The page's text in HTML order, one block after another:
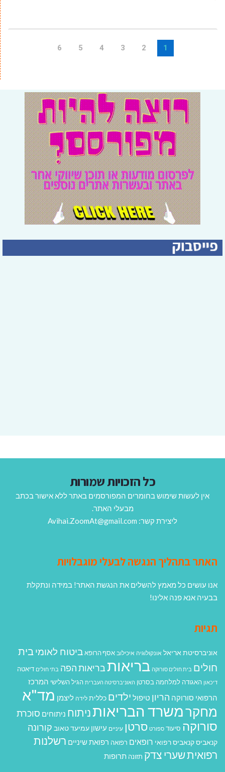
1
2
3
4
5
6
כל הזכויות שמורות
אין לעשות שימוש בחומרים המפורסמים באתר ללא אישור בכתב
מבעלי האתר.
ליצירת קשר: Avihai.ZoomAt@gmail.com
האתר בתהליך הנגשה לבעלי מוגבלויות
אנו עושים כל מאמץ להשלים את הנגשת האתר! במידה ונתקלת
בבעיה אנא פנה אלינו!
תגיות
אוניברסיטת אריאל אונקולוגיה איכילוב אסף הרופא ביטוח לאומיבית
חולים בית חולים סורוקה בריאותבריאות הפה בתי חולים דיאטה
דיכאון האגודה למלחמה בסרטן האוניברסיטה העברית הגיל השלישי המרכז
הרפואי סורוקה הריון טיפול ילדים כללית לידה ליצמן מד"א
מחקרמשרד הבריאותניתוח ניתוחים סוכרת
סורוקה סיעוד ספורט סרטן עיניים עישון עמיעד טאוב קורונה
קנאביסקנאביס רפואי רופאים רפואה רפואת שיניים רשלנות
רפואיתשערי צדק תזונה תרופות